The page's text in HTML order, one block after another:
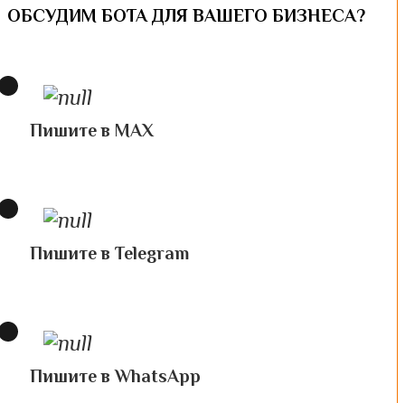
ОБСУДИМ БОТА ДЛЯ ВАШЕГО БИЗНЕСА?
Пишите в MAX
Пишите в Telegram
Пишите в WhatsApp